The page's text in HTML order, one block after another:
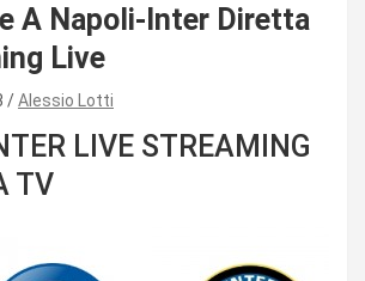
A Napoli-Inter Diretta
Live
Alessio Lotti
LIVE STREAMING
TV